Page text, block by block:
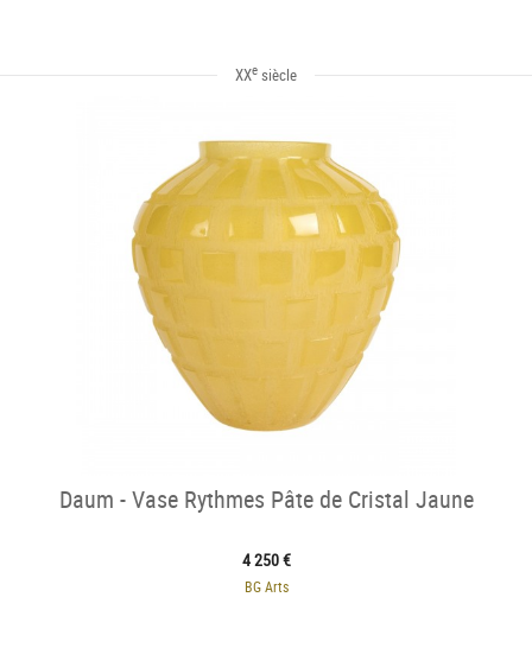
XXe siècle
Daum - Vase Rythmes Pâte de Cristal Jaune
4 250 €
BG Arts